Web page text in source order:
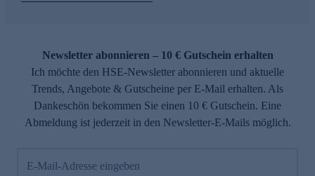
Newsletter abonnieren – 10 € Gutschein erhalten
Ich möchte den HSE-Newsletter abonnieren und aktuelle
Trends, Angebote & Gutscheine per E-Mail erhalten. Als
Dankeschön bekommen Sie einen 10 € Gutschein. Eine
Abmeldung ist jederzeit in den Newsletter-E-Mails möglich.
E-Mail-Adresse eingeben